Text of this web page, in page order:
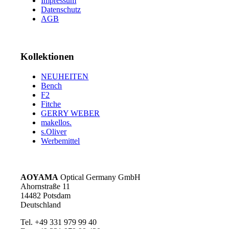
Datenschutz
AGB
Kollektionen
NEUHEITEN
Bench
F2
Fitche
GERRY WEBER
makellos.
s.Oliver
Werbemittel
AOYAMA Optical Germany GmbH
Ahornstraße 11
14482 Potsdam
Deutschland
Tel. +49 331 979 99 40